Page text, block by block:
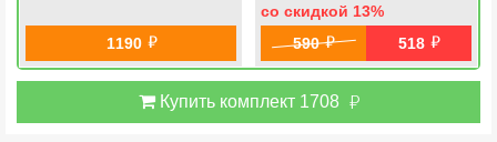
1190 й
со скидкой 13%
590 й 518 й
Купить комплект 1708 й